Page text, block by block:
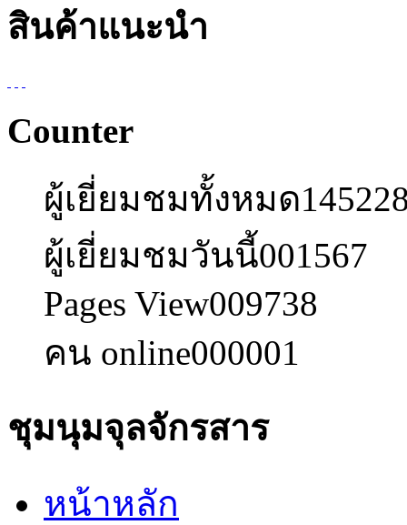
สินค้าแนะนำ
Counter
ผู้เยี่ยมชมทั้งหมด
ผู้เยี่ยมชมวันนี้001567
Pages View009738
คน online000001
ชุมนุมจุลจักรสาร
หน้าหลัก